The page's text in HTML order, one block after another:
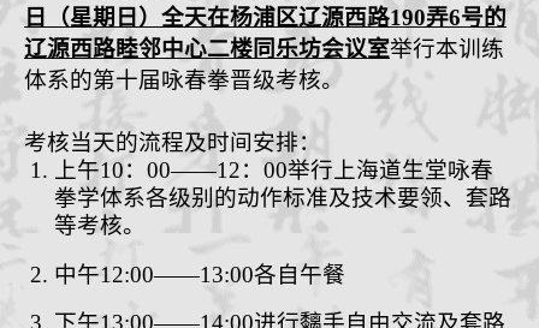
日（星期 日 ）全天在杨浦区辽源西路190弄6号的
辽源西路睦邻中心二楼同乐坊会议室举行本训练
体系的第十届咏春拳晋级考核。
考核当天的流程及时间安排：
上午10： 00——12： 00举行上海道生堂咏春
拳学体系各级别的动作标准及技术要领、套路
等考核。
中午12:00——13:00各自午餐
下午13:00——14:00进行黐手自由交流及套路